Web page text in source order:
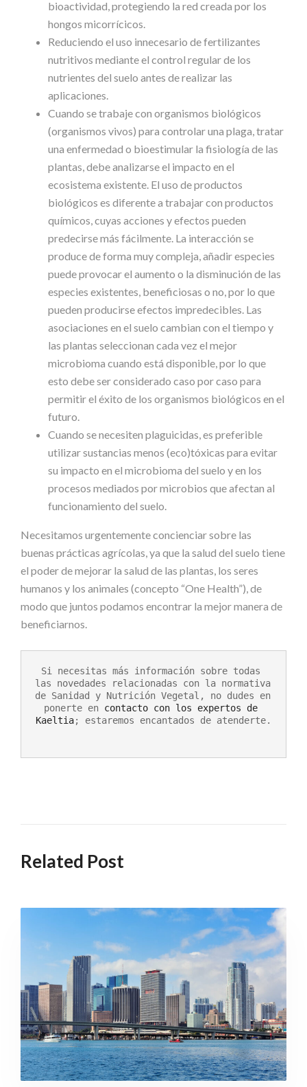
bioactividad, protegiendo la red creada por los
hongos micorrícicos.
Reduciendo el uso innecesario de fertilizantes
nutritivos mediante el control regular de los
nutrientes del suelo antes de realizar las
aplicaciones.
Cuando se trabaje con organismos biológicos
(organismos vivos) para controlar una plaga, tratar
una enfermedad o bioestimular la fisiología de las
plantas, debe analizarse el impacto en el
ecosistema existente. El uso de productos
biológicos es diferente a trabajar con productos
químicos, cuyas acciones y efectos pueden
predecirse más fácilmente. La interacción se
produce de forma muy compleja, añadir especies
puede provocar el aumento o la disminución de las
especies existentes, beneficiosas o no, por lo que
pueden producirse efectos impredecibles. Las
asociaciones en el suelo cambian con el tiempo y
las plantas seleccionan cada vez el mejor
microbioma cuando está disponible, por lo que
esto debe ser considerado caso por caso para
permitir el éxito de los organismos biológicos en el
futuro.
Cuando se necesiten plaguicidas, es preferible
utilizar sustancias menos (eco)tóxicas para evitar
su impacto en el microbioma del suelo y en los
procesos mediados por microbios que afectan al
funcionamiento del suelo.
Necesitamos urgentemente concienciar sobre las
buenas prácticas agrícolas, ya que la salud del suelo tiene
el poder de mejorar la salud de las plantas, los seres
humanos y los animales (concepto “One Health”), de
modo que juntos podamos encontrar la mejor manera de
beneficiarnos.
Si necesitas más información sobre todas
las novedades relacionadas con la normativa
de Sanidad y Nutrición Vegetal, no dudes en
ponerte en contacto con los expertos de
Kaeltia; estaremos encantados de atenderte.
Related Post